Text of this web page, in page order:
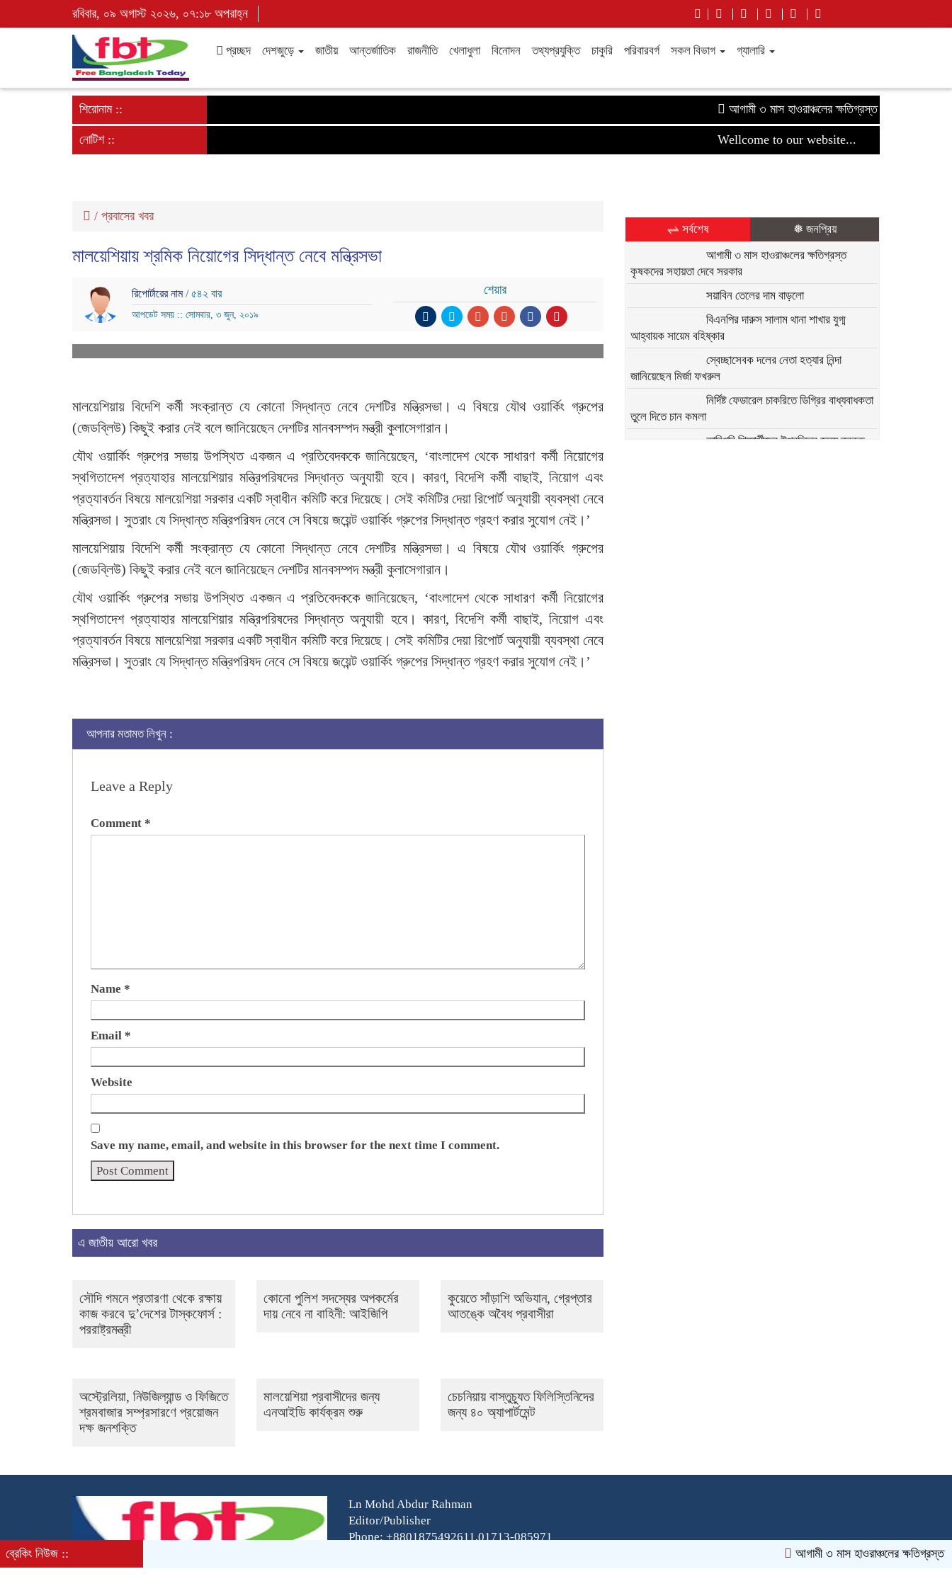
রবিবার, ০৯ অগাস্ট ২০২৬, ০৭:১৮ অপরাহ্ন
প্রচ্ছদ দেশজুড়ে জাতীয় আন্তর্জাতিক রাজনীতি খেলাধুলা বিনোদন তথ্যপ্রযুক্তি চাকুরি পরিবারবর্গ সকল বিভাগ গ্যালারি
শিরোনাম :: আগামী ৩ মাস হাওরাঞ্চলের ক্ষতিগ্রস্ত কৃষকদের সহায়তা
নোটিশ :: Wellcome to our website...
/ প্রবাসের খবর
মালয়েশিয়ায় শ্রমিক নিয়োগের সিদ্ধান্ত নেবে মন্ত্রিসভা
রিপোর্টারের নাম/ ৫৪২ বার
আপডেট সময় :: সোমবার, ৩ জুন, ২০১৯
শেয়ার
মালয়েশিয়ায় বিদেশি কর্মী সংক্রান্ত যে কোনো সিদ্ধান্ত নেবে দেশটির মন্ত্রিসভা। এ বিষয়ে যৌথ ওয়ার্কিং গ্রুপের
(জেডব্লিউ) কিছুই করার নেই বলে জানিয়েছেন দেশটির মানবসম্পদ মন্ত্রী কুলাসেগারান।
যৌথ ওয়ার্কিং গ্রুপের সভায় উপস্থিত একজন এ প্রতিবেদককে জানিয়েছেন, ‘বাংলাদেশ থেকে সাধারণ কর্মী নিয়োগের
স্থগিতাদেশ প্রত্যাহার মালয়েশিয়ার মন্ত্রিপরিষদের সিদ্ধান্ত অনুযায়ী হবে। কারণ, বিদেশি কর্মী বাছাই, নিয়োগ এবং
প্রত্যাবর্তন বিষয়ে মালয়েশিয়া সরকার একটি স্বাধীন কমিটি করে দিয়েছে। সেই কমিটির দেয়া রিপোর্ট অনুযায়ী ব্যবস্থা নেবে
মন্ত্রিসভা। সুতরাং যে সিদ্ধান্ত মন্ত্রিপরিষদ নেবে সে বিষয়ে জয়েন্ট ওয়ার্কিং গ্রুপের সিদ্ধান্ত গ্রহণ করার সুযোগ নেই।’
মালয়েশিয়ায় বিদেশি কর্মী সংক্রান্ত যে কোনো সিদ্ধান্ত নেবে দেশটির মন্ত্রিসভা। এ বিষয়ে যৌথ ওয়ার্কিং গ্রুপের
(জেডব্লিউ) কিছুই করার নেই বলে জানিয়েছেন দেশটির মানবসম্পদ মন্ত্রী কুলাসেগারান।
যৌথ ওয়ার্কিং গ্রুপের সভায় উপস্থিত একজন এ প্রতিবেদককে জানিয়েছেন, ‘বাংলাদেশ থেকে সাধারণ কর্মী নিয়োগের
স্থগিতাদেশ প্রত্যাহার মালয়েশিয়ার মন্ত্রিপরিষদের সিদ্ধান্ত অনুযায়ী হবে। কারণ, বিদেশি কর্মী বাছাই, নিয়োগ এবং
প্রত্যাবর্তন বিষয়ে মালয়েশিয়া সরকার একটি স্বাধীন কমিটি করে দিয়েছে। সেই কমিটির দেয়া রিপোর্ট অনুযায়ী ব্যবস্থা নেবে
মন্ত্রিসভা। সুতরাং যে সিদ্ধান্ত মন্ত্রিপরিষদ নেবে সে বিষয়ে জয়েন্ট ওয়ার্কিং গ্রুপের সিদ্ধান্ত গ্রহণ করার সুযোগ নেই।’
আপনার মতামত লিখুন :
Leave a Reply
Comment *
Name *
Email *
Website
Save my name, email, and website in this browser for the next time I comment.
এ জাতীয় আরো খবর
সৌদি গমনে প্রতারণা থেকে রক্ষায়
কাজ করবে দু’দেশের টাস্কফোর্স :
পররাষ্ট্রমন্ত্রী
কোনো পুলিশ সদস্যের অপকর্মের
দায় নেবে না বাহিনী: আইজিপি
কুয়েতে সাঁড়াশি অভিযান, গ্রেপ্তার
আতঙ্কে অবৈধ প্রবাসীরা
অস্ট্রেলিয়া, নিউজিল্যান্ড ও ফিজিতে
শ্রমবাজার সম্প্রসারণে প্রয়োজন
দক্ষ জনশক্তি
মালয়েশিয়া প্রবাসীদের জন্য
এনআইডি কার্যক্রম শুরু
চেচনিয়ায় বাস্তুচ্যুত ফিলিস্তিনিদের
জন্য ৪০ অ্যাপার্টমেন্ট
⇌ সর্বশেষ
❅ জনপ্রিয়
আগামী ৩ মাস হাওরাঞ্চলের ক্ষতিগ্রস্ত
কৃষকদের সহায়তা দেবে সরকার
সয়াবিন তেলের দাম বাড়লো
বিএনপির দারুস সালাম থানা শাখার যুগ্ম
আহ্বায়ক সায়েম বহিষ্কার
স্বেচ্ছাসেবক দলের নেতা হত্যার নিন্দা
জানিয়েছেন মির্জা ফখরুল
নির্দিষ্ট ফেডারেল চাকরিতে ডিগ্রির বাধ্যবাধকতা
তুলে দিতে চান কমলা
কারিগরি শিক্ষার্থীদের উপবৃত্তির জন্য ব্লকড
Ln Mohd Abdur Rahman
Editor/Publisher
Phone: +8801875492611,01713-085971
ব্রেকিং নিউজ :: আগামী ৩ মাস হাওরাঞ্চলের ক্ষতিগ্রস্ত